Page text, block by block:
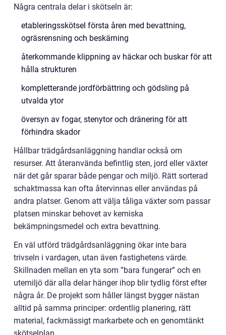
Några centrala delar i skötseln är:
etableringsskötsel första åren med bevattning,
ogräsrensning och beskärning
återkommande klippning av häckar och buskar för att
hålla strukturen
kompletterande jordförbättring och gödsling på
utvalda ytor
översyn av fogar, stenytor och dränering för att
förhindra skador
Hållbar trädgårdsanläggning handlar också om
resurser. Att återanvända befintlig sten, jord eller växter
när det går sparar både pengar och miljö. Rätt sorterad
schaktmassa kan ofta återvinnas eller användas på
andra platser. Genom att välja tåliga växter som passar
platsen minskar behovet av kemiska
bekämpningsmedel och extra bevattning.
En väl utförd trädgårdsanläggning ökar inte bara
trivseln i vardagen, utan även fastighetens värde.
Skillnaden mellan en yta som ”bara fungerar” och en
utemiljö där alla delar hänger ihop blir tydlig först efter
några år. De projekt som håller längst bygger nästan
alltid på samma principer: ordentlig planering, rätt
material, fackmässigt markarbete och en genomtänkt